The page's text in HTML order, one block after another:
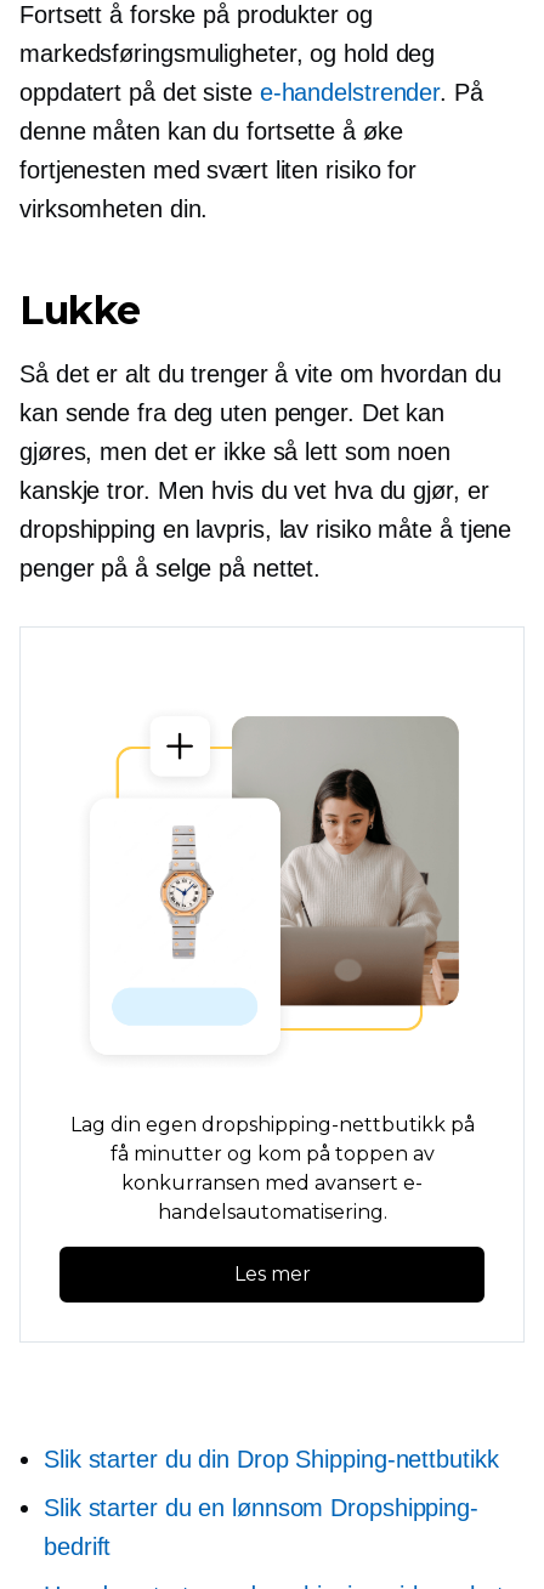
Fortsett å forske på produkter og
markedsføringsmuligheter, og hold deg
oppdatert på det siste e-handelstrender. På
denne måten kan du fortsette å øke
fortjenesten med svært liten risiko for
virksomheten din.
Lukke
Så det er alt du trenger å vite om hvordan du
kan sende fra deg uten penger. Det kan
gjøres, men det er ikke så lett som noen
kanskje tror. Men hvis du vet hva du gjør, er
dropshipping en lavpris, lav risikomåte å tjene
penger på å selge på nettet.
Lag din egen dropshipping-nettbutikk på
få minutter og kom på toppen av
konkurransen med avansert e-
handelsautomatisering.
Les mer
Slik starter du din Drop Shipping-nettbutikk
Slik starter du en lønnsom Dropshipping-
bedrift